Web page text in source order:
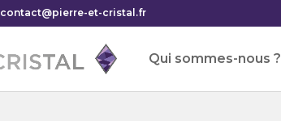
contact@pierre-et-cristal.fr
Qui sommes-nous ?